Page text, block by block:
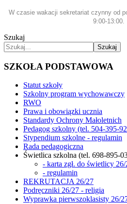
W czasie wakacji sekretariat czynny od
9:00-13:00.
Szukaj
Szukaj
SZKOŁA PODSTAWOWA
Statut szkoły
Szkolny program wychowawczy
RWO
Prawa i obowiązki ucznia
Standardy Ochrony Małoletnich
Pedagog szkolny (tel. 504-395-
Stypendium szkolne - regulamin
Rada pedagogiczna
Świetlica szkolna (tel. 698-895-
- karta zgł. do świetlicy
- regulamin
REKRUTACJA 26/27
Podręczniki 26/27 - religia
Wyprawka pierwszoklasisty 26/